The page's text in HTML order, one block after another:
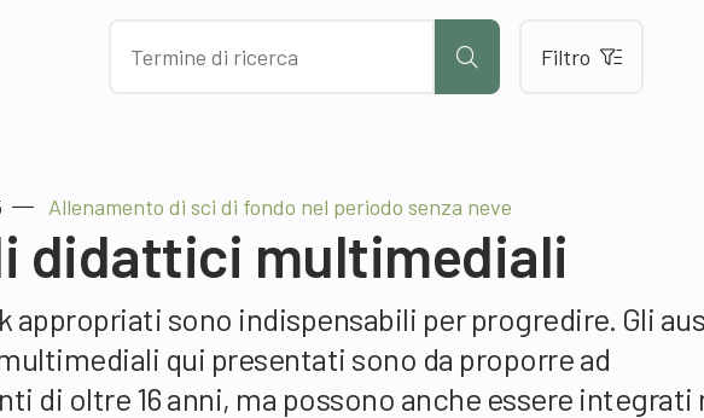
Filtro
Allenamento di sci di fondo nel periodo senza neve
didattici multimediali
appropriati sono indispensabili per progredire. Gli
qui presentati sono da proporre ad
di oltre 16 anni, ma possono anche essere integrati